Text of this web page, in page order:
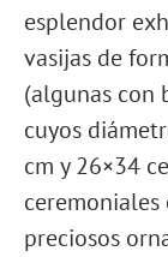
esplendor
vasijas de
(algunas con
cuyos
cm y 26×34
preciosos